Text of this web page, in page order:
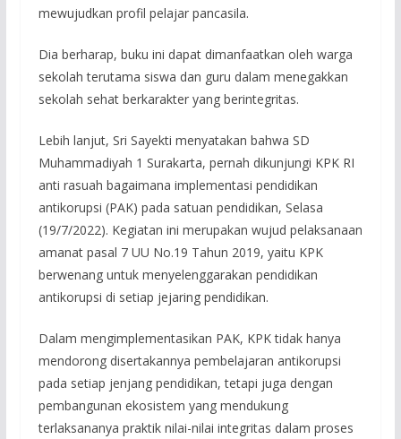
mewujudkan profil pelajar pancasila.
Dia berharap, buku ini dapat dimanfaatkan oleh warga
sekolah terutama siswa dan guru dalam menegakkan
sekolah sehat berkarakter yang berintegritas.
Lebih lanjut, Sri Sayekti menyatakan bahwa SD
Muhammadiyah 1 Surakarta, pernah dikunjungi KPK RI
anti rasuah bagaimana implementasi pendidikan
antikorupsi (PAK) pada satuan pendidikan, Selasa
(19/7/2022). Kegiatan ini merupakan wujud pelaksanaan
amanat pasal 7 UU No.19 Tahun 2019, yaitu KPK
berwenang untuk menyelenggarakan pendidikan
antikorupsi di setiap jejaring pendidikan.
Dalam mengimplementasikan PAK, KPK tidak hanya
mendorong disertakannya pembelajaran antikorupsi
pada setiap jenjang pendidikan, tetapi juga dengan
pembangunan ekosistem yang mendukung
terlaksananya praktik nilai-nilai integritas dalam proses